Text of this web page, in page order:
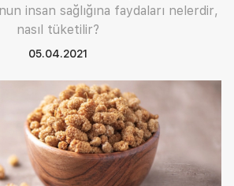
insan sağlığına faydaları nelerdir,
nasıl tüketilir?
05.04.2021